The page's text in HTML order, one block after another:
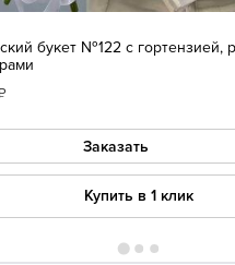
букет №122 с гортензией,
Заказать
Купить в 1 клик